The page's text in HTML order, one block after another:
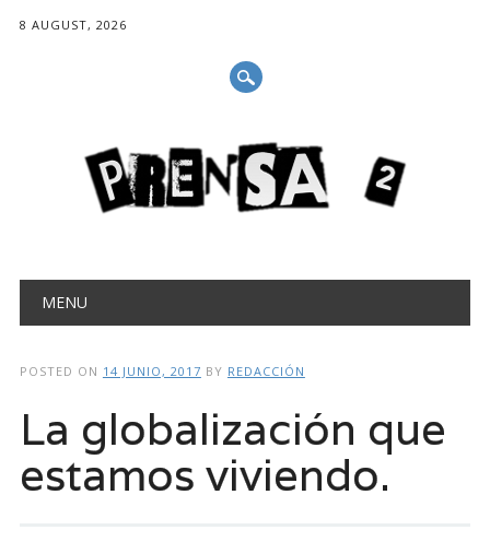
8 AUGUST, 2026
Main menu
MENU
POSTED ON 14 JUNIO, 2017 BY REDACCIÓN
La globalización que
estamos viviendo.